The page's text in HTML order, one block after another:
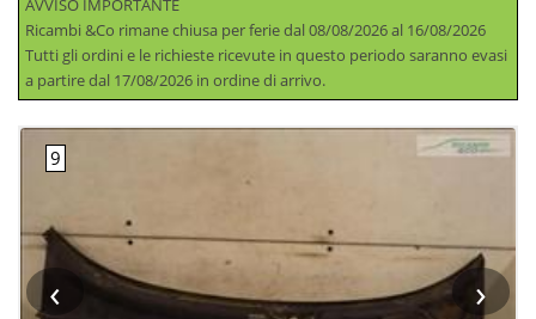
AVVISO IMPORTANTE
Ricambi &Co rimane chiusa per ferie dal 08/08/2026 al 16/08/2026
Tutti gli ordini e le richieste ricevute in questo periodo saranno evasi
a partire dal 17/08/2026 in ordine di arrivo.
‹ ›